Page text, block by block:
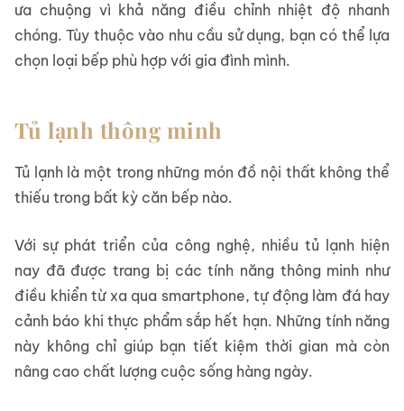
ưa chuộng vì khả năng điều chỉnh nhiệt độ nhanh
chóng. Tùy thuộc vào nhu cầu sử dụng, bạn có thể lựa
chọn loại bếp phù hợp với gia đình mình.
Tủ lạnh thông minh
Tủ lạnh là một trong những món đồ nội thất không thể
thiếu trong bất kỳ căn bếp nào.
Với sự phát triển của công nghệ, nhiều tủ lạnh hiện
nay đã được trang bị các tính năng thông minh như
điều khiển từ xa qua smartphone, tự động làm đá hay
cảnh báo khi thực phẩm sắp hết hạn. Những tính năng
này không chỉ giúp bạn tiết kiệm thời gian mà còn
nâng cao chất lượng cuộc sống hàng ngày.